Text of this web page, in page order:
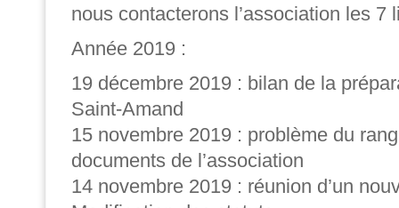
nous contacterons l’association les 7
Année 2019 :
19 décembre 2019 : bilan de la
Saint-Amand
15 novembre 2019 : problème du
documents de l’association
14 novembre 2019 : réunion d’un